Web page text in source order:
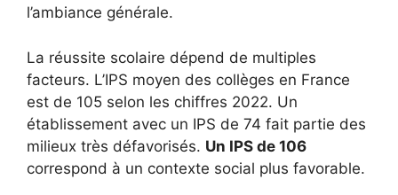
l’ambiance générale.
La réussite scolaire dépend de multiples
facteurs. L’IPS moyen des collèges en France
est de 105 selon les chiffres 2022. Un
établissement avec un IPS de 74 fait partie des
milieux très défavorisés. Un IPS de 106
correspond à un contexte social plus favorable.